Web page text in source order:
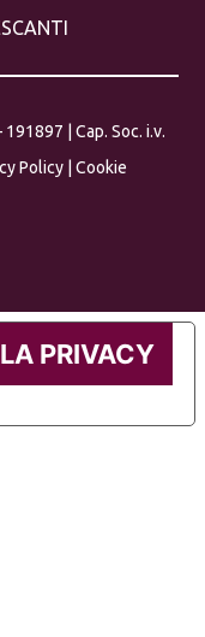
| Cap. Soc. i.v.
Policy |Cookie
PRIVACY